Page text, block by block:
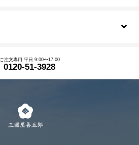
ご注文専用 平日 9:00〜17:00
0120-51-3928